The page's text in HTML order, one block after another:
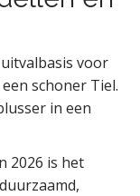
voor
schoner Tiel.
in een
2026 is het